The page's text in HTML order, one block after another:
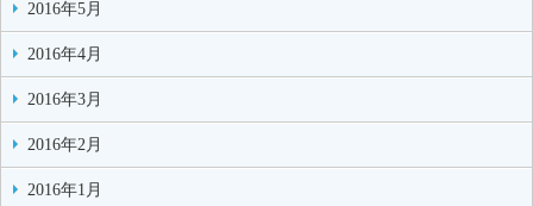
2016年5月
2016年4月
2016年3月
2016年2月
2016年1月